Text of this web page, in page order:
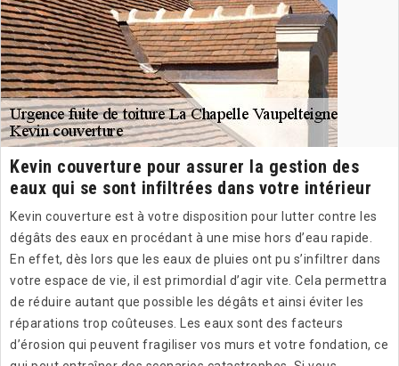
Kevin couverture pour assurer la gestion des
eaux qui se sont infiltrées dans votre intérieur
Kevin couverture est à votre disposition pour lutter contre les
dégâts des eaux en procédant à une mise hors d’eau rapide.
En effet, dès lors que les eaux de pluies ont pu s’infiltrer dans
votre espace de vie, il est primordial d’agir vite. Cela permettra
de réduire autant que possible les dégâts et ainsi éviter les
réparations trop coûteuses. Les eaux sont des facteurs
d’érosion qui peuvent fragiliser vos murs et votre fondation, ce